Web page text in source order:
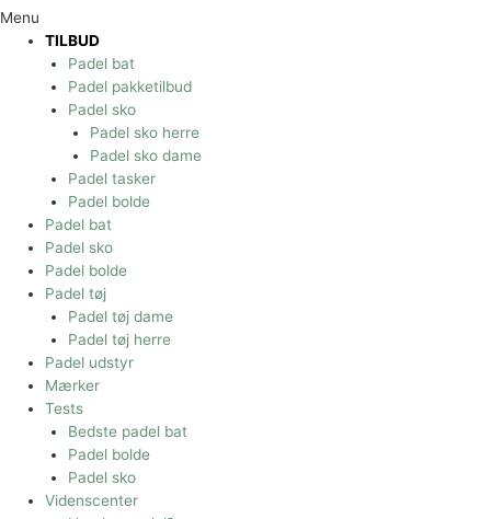
Menu
TILBUD
Padel bat
Padel pakketilbud
Padel sko
Padel sko herre
Padel sko dame
Padel tasker
Padel bolde
Padel bat
Padel sko
Padel bolde
Padel tøj
Padel tøj dame
Padel tøj herre
Padel udstyr
Mærker
Tests
Bedste padel bat
Padel bolde
Padel sko
Videnscenter